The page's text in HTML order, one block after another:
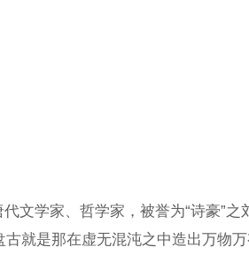
Face
学家、哲学家，被誉为“诗豪”
是那在虚无混沌之中造出万